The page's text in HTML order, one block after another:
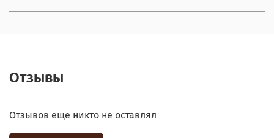
Отзывы
Отзывов еще никто не оставлял